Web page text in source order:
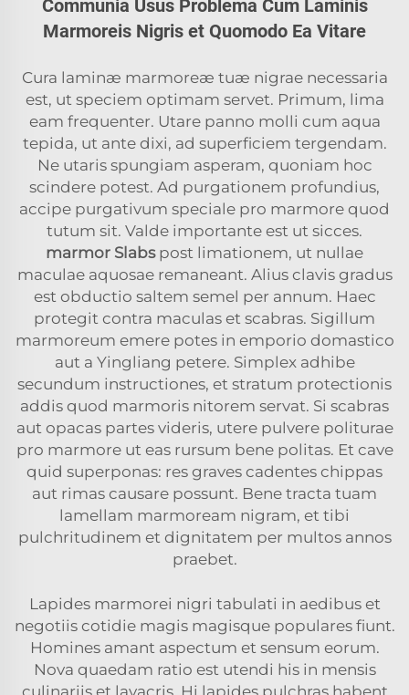
Communia Usus Problema Cum Laminis
Marmoreis Nigris et Quomodo Ea Vitare
Cura laminæ marmoreæ tuæ nigrae necessaria
est, ut speciem optimam servet. Primum, lima
eam frequenter. Utare panno molli cum aqua
tepida, ut ante dixi, ad superficiem tergendam.
Ne utaris spungiam asperam, quoniam hoc
scindere potest. Ad purgationem profundius,
accipe purgativum speciale pro marmore quod
tutum sit. Valde importante est ut sicces.
marmor Slabs post limationem, ut nullae
maculae aquosae remaneant. Alius clavis gradus
est obductio saltem semel per annum. Haec
protegit contra maculas et scabras. Sigillum
marmoreum emere potes in emporio domastico
aut a Yingliang petere. Simplex adhibe
secundum instructiones, et stratum protectionis
addis quod marmoris nitorem servat. Si scabras
aut opacas partes videris, utere pulvere politurae
pro marmore ut eas rursum bene politas. Et cave
quid superponas: res graves cadentes chippas
aut rimas causare possunt. Bene tracta tuam
lamellam marmoream nigram, et tibi
pulchritudinem et dignitatem per multos annos
praebet.
Lapides marmorei nigri tabulati in aedibus et
negotiis cotidie magis magisque populares fiunt.
Homines amant aspectum et sensum eorum.
Nova quaedam ratio est utendi his in mensis